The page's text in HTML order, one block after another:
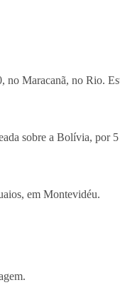
Maracanã, no Rio.
sobre a Bolívia, por
em Montevidéu.